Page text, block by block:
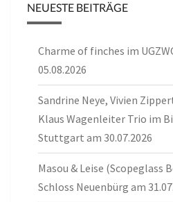
NEUESTE BEITRÄGE
Charme of finches im
05.08.2026
Sandrine Neye, Vivien
Klaus Wagenleiter Trio im
Stuttgart am 30.07.2026
Masou & Leise (Scopeglass
Schloss Neuenbürg am